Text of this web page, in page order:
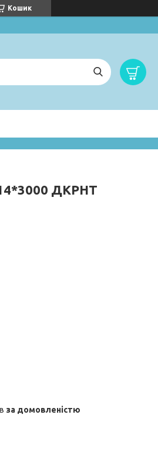
Кошик
ДКРНТ
за домовленістю